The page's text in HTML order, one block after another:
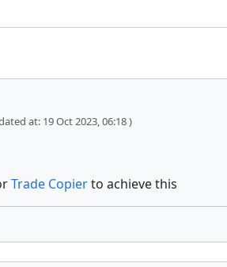
at: 19 Oct 2023, 06:18 )
Trade Copierto achieve this